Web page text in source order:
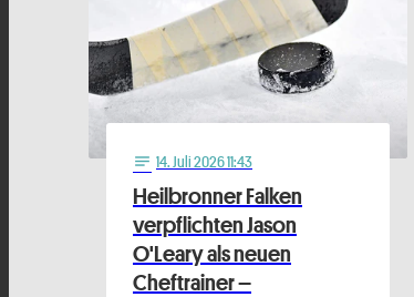
notes 14. Juli 2026 11:43
Heilbronner Falken
verpflichten Jason
O'Leary als neuen
Cheftrainer –